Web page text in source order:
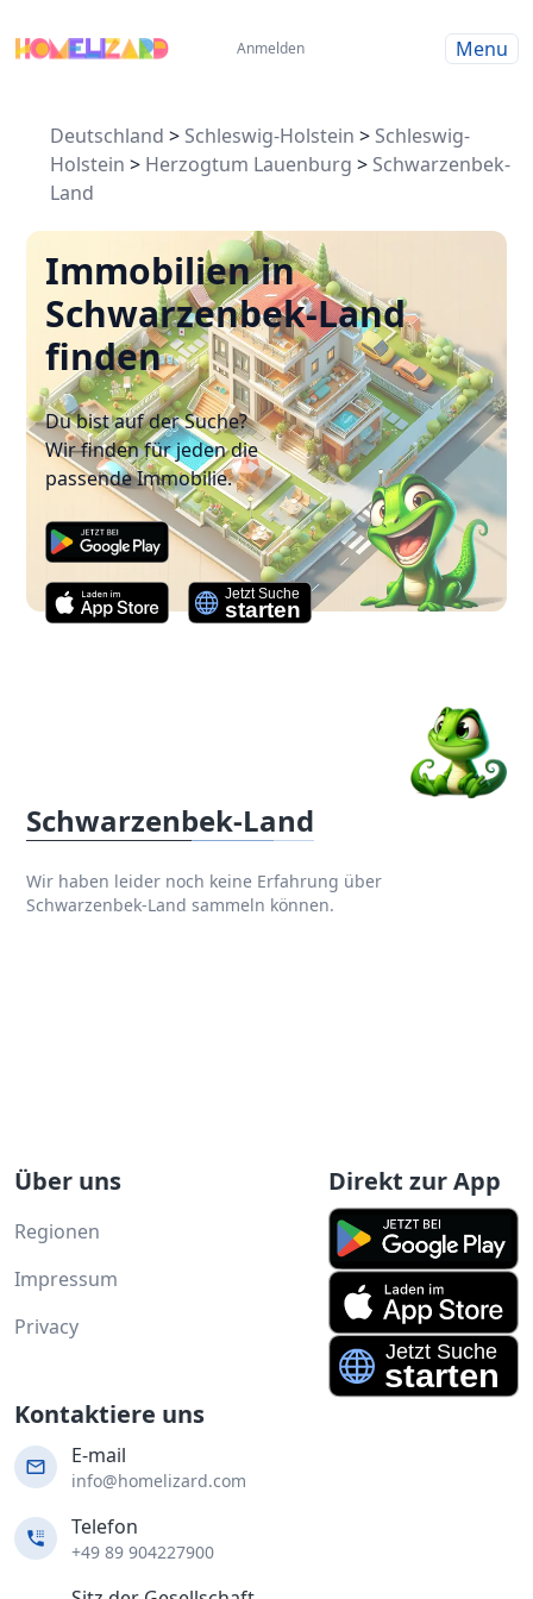
Anmelden Menu
Deutschland > Schleswig-Holstein > Schleswig-
Holstein > Herzogtum Lauenburg > Schwarzenbek-
Land
Immobilien in
Schwarzenbek-Land
finden
Du bist auf der Suche?
Wir finden für jeden die
passende Immobilie.
Schwarzenbek-Land
Wir haben leider noch keine Erfahrung über
Schwarzenbek-Land sammeln können.
Über uns
Regionen
Impressum
Privacy
Direkt zur App
Kontaktiere uns
E-mail
info@homelizard.com
Telefon
+49 89 904227900